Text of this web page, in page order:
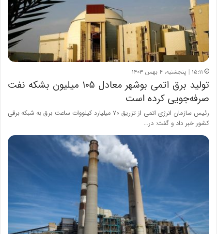
۱۵:۱۱ | پنجشنبه، ۴ بهمن ۱۴۰۳
تولید برق اتمی بوشهر معادل ۱۰۵ میلیون بشکه نفت
صرفه‌جویی کرده است
رئیس سازمان انرژی اتمی از تزریق ۷۰ میلیارد کیلووات ساعت برق به شبکه برقی
کشور خبر داد و گفت: در…